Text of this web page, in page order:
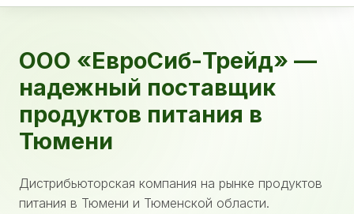
ООО «ЕвроСиб-Трейд» —
надежный поставщик
продуктов питания в
Тюмени
Дистрибьюторская компания на рынке продуктов
питания в Тюмени и Тюменской области.